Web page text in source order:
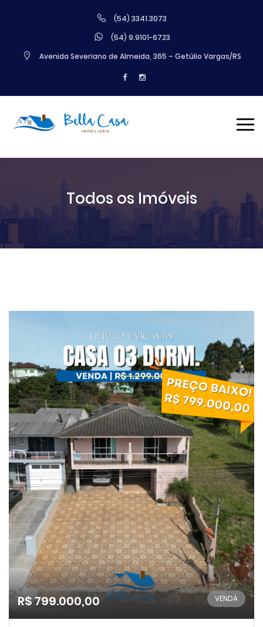
(54) 3341.3073
(54) 9.9101-6723
Avenida Severiano de Almeida, 365 – Getúlio Vargas/RS
Todos os Imóveis
R$ 799.000,00 VENDA